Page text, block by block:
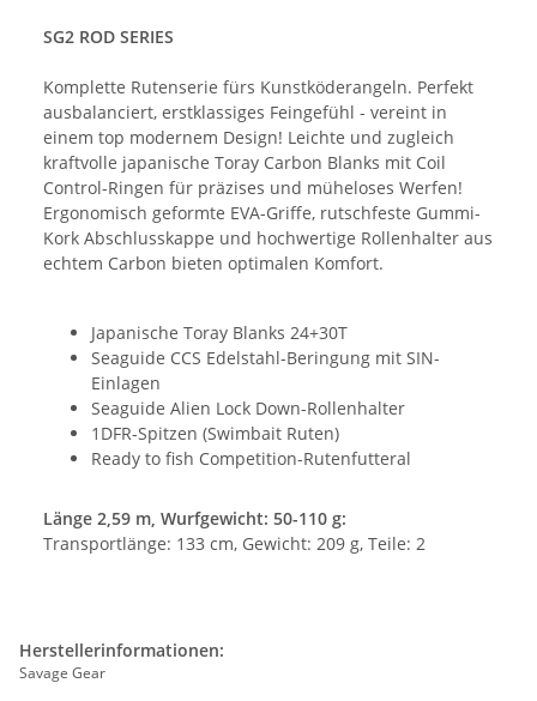
SG2 ROD SERIES
Komplette Rutenserie fürs Kunstköderangeln. Perfekt
ausbalanciert, erstklassiges Feingefühl - vereint in
einem top modernem Design! Leichte und zugleich
kraftvolle japanische Toray Carbon Blanks mit Coil
Control-Ringen für präzises und müheloses Werfen!
Ergonomisch geformte EVA-Griffe, rutschfeste Gummi-
Kork Abschlusskappe und hochwertige Rollenhalter aus
echtem Carbon bieten optimalen Komfort.
Japanische Toray Blanks 24+30T
Seaguide CCS Edelstahl-Beringung mit SIN-
Einlagen
Seaguide Alien Lock Down-Rollenhalter
1DFR-Spitzen (Swimbait Ruten)
Ready to fish Competition-Rutenfutteral
Länge 2,59 m, Wurfgewicht: 50-110 g:
Transportlänge: 133 cm, Gewicht: 209 g, Teile: 2
Herstellerinformationen:
Savage Gear